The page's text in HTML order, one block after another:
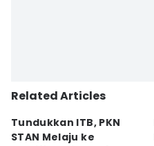
Related Articles
Tundukkan ITB, PKN
STAN Melaju ke